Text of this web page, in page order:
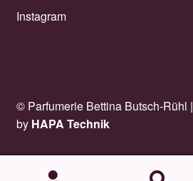
Instagram
© Parfumerie Bettina Butsch-Rühl |
by HAPA Technik